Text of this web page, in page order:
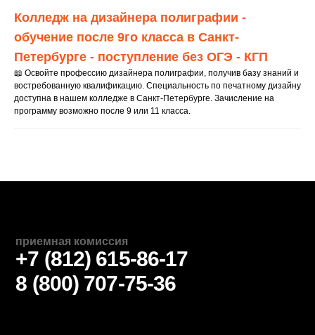
Колледж на дизайнера полиграфии -
обучение после 9го класса в Санкт-
Петербурге - поступление без ОГЭ - КГП
📖 Освойте профессию дизайнера полиграфии, получив базу знаний и
востребованную квалификацию. Специальность по печатному дизайну
доступна в нашем колледже в Санкт-Петербурге. Зачисление на
программу возможно после 9 или 11 класса.